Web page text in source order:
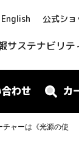
English 公式シ
サステナビリテ
わせ カ
チャーは《光源の使